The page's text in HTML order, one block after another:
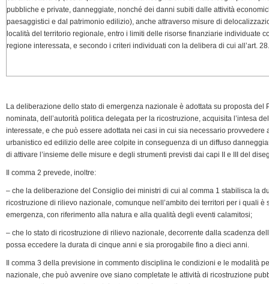
pubbliche e private, danneggiate, nonché dei danni subiti dalle attività
paesaggistici e dal patrimonio edilizio), anche attraverso misure di
località del territorio regionale, entro i limiti delle risorse finanziarie individuate
regione interessata, e secondo i criteri individuati con la delibera di cui all’art. 28.
La deliberazione dello stato di emergenza nazionale è adottata su proposta del
nominata, dell’autorità politica delegata per la ricostruzione, acquisita l’intesa
interessate, e che può essere adottata nei casi in cui sia necessario provvedere
urbanistico ed edilizio delle aree colpite in conseguenza di un diffuso
di attivare l’insieme delle misure e degli strumenti previsti dai capi II e III del
Il comma 2 prevede, inoltre:
– che la deliberazione del Consiglio dei ministri di cui al comma 1 stabilisca la
ricostruzione di rilievo nazionale, comunque nell’ambito dei territori per i quali
emergenza, con riferimento alla natura e alla qualità degli eventi calamitosi;
– che lo stato di ricostruzione di rilievo nazionale, decorrente dalla scadenza
possa eccedere la durata di cinque anni e sia prorogabile fino a dieci anni.
Il comma 3 della previsione in commento disciplina le condizioni e le modalità
nazionale, che può avvenire ove siano completate le attività di ricostruzione